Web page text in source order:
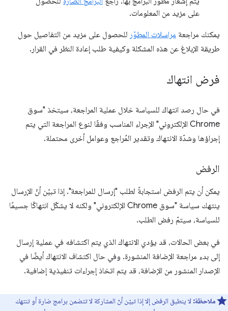
على مزيد من المعلومات.
يمكنك مراجعة مراسلات المطوّر للحصول على مزيد من التفاصيل حول
طريقة الإبلاغ عن هذه المشكلة وكيفية طلب إعادة النظر في القرار.
فرض انتهاك
في حال رصد انتهاك للسياسة خلال عملية المراجعة، سيتخذ "سوق
Chrome الإلكتروني" الإجراء المناسب وفقًا لنوع المراجعة التي يتم
إجراؤها وشدّة الانتهاك وتقدير المُراجع وعوامل أخرى محتملة.
الرفض
يمكن أن يتم الرفض استجابةً لطلب "إرسال للمراجعة". إذا تبيّن أنّ الإرسال
ينتهك سياسة "سوق Chrome الإلكتروني" ولكنه لا يشكّل انتهاكًا جسيمًا
للسياسة، سيتمّ رفض الطلب.
في بعض الحالات، قد يؤدي الانتهاك الذي يتم اكتشافه في عملية إرسال
إلى بدء مراجعة الإضافة المنشورة. وفي حال اكتشاف الانتهاك أيضًا في
الإصدار المنشور من الإضافة، قد يتم اتخاذ إجراءات تنفيذية إضافية.
ملاحظة: لا ينطبق الرفض إلا إذا تبيّن أنّ المشاركة لا تتضمن برامج ضارة أو تنتهك